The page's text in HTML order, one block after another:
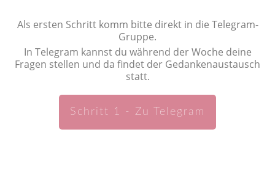
Als ersten Schritt komm bitte direkt in die Telegram-
Gruppe.
In Telegram kannst du während der Woche deine
Fragen stellen und da findet der Gedankenaustausch
statt.
Schritt 1 - Zu Telegram